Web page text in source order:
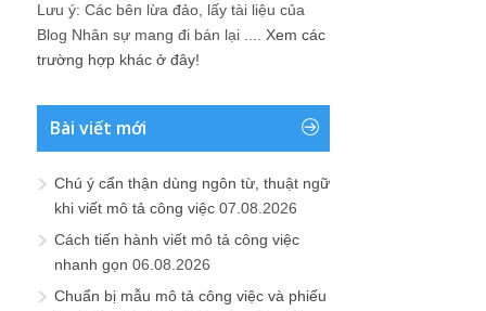
Lưu ý: Các bên lừa đảo, lấy tài liệu của
Blog Nhân sự mang đi bán lại .... Xem các
trường hợp khác ở đây!
Bài viết mới
Chú ý cẩn thận dùng ngôn từ, thuật ngữ
khi viết mô tả công việc 07.08.2026
Cách tiến hành viết mô tả công việc
nhanh gọn 06.08.2026
Chuẩn bị mẫu mô tả công việc và phiếu